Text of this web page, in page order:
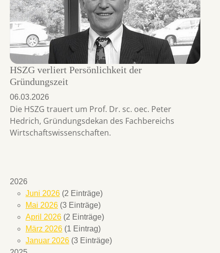
HSZG verliert Persönlichkeit der
Gründungszeit
06.03.2026
Die HSZG trauert um Prof. Dr. sc. oec. Peter
Hedrich, Gründungsdekan des Fachbereichs
Wirtschaftswissenschaften.
2026
Juni 2026 (2 Einträge)
Mai 2026 (3 Einträge)
April 2026 (2 Einträge)
März 2026 (1 Eintrag)
Januar 2026 (3 Einträge)